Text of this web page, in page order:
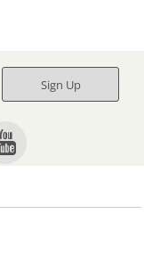
Sign Up